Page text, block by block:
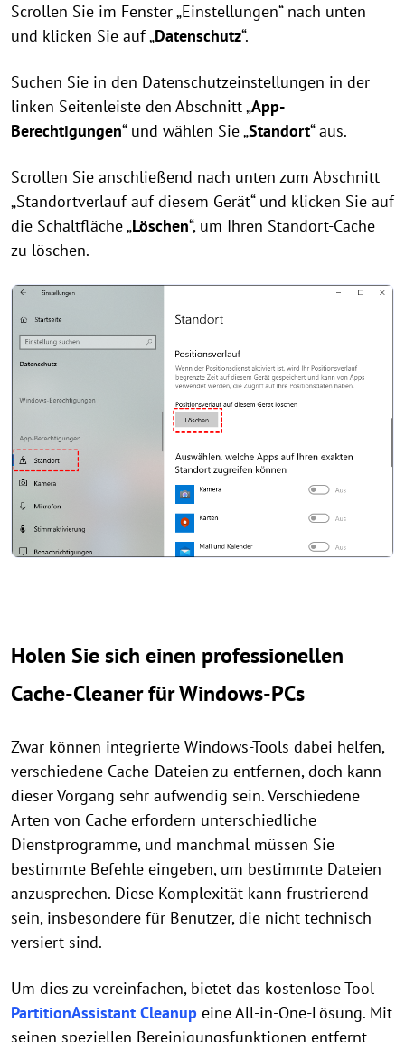
Scrollen Sie im Fenster „Einstellungen“ nach unten
und klicken Sie auf „Datenschutz“.
Suchen Sie in den Datenschutzeinstellungen in der
linken Seitenleiste den Abschnitt „App-
Berechtigungen“ und wählen Sie „Standort“ aus.
Scrollen Sie anschließend nach unten zum Abschnitt
„Standortverlauf auf diesem Gerät“ und klicken Sie auf
die Schaltfläche „Löschen“, um Ihren Standort-Cache
zu löschen.
Holen Sie sich einen professionellen
Cache-Cleaner für Windows-PCs
Zwar können integrierte Windows-Tools dabei helfen,
verschiedene Cache-Dateien zu entfernen, doch kann
dieser Vorgang sehr aufwendig sein. Verschiedene
Arten von Cache erfordern unterschiedliche
Dienstprogramme, und manchmal müssen Sie
bestimmte Befehle eingeben, um bestimmte Dateien
anzusprechen. Diese Komplexität kann frustrierend
sein, insbesondere für Benutzer, die nicht technisch
versiert sind.
Um dies zu vereinfachen, bietet das kostenlose Tool
PartitionAssistant Cleanup eine All-in-One-Lösung. Mit
seinen speziellen Bereinigungsfunktionen entfernt